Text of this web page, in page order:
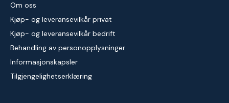
Om oss
Kjøp- og leveransevilkår privat
Kjøp- og leveransevilkår bedrift
Behandling av personopplysninger
Informasjonskapsler
Tilgjengelighetserklæring